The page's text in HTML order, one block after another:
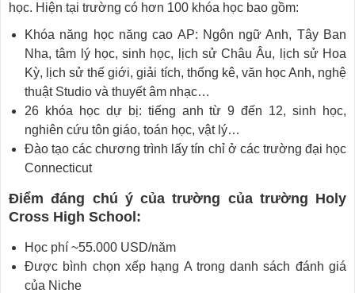
học. Hiện tại trường có hơn 100 khóa học bao gồm:
Khóa năng học năng cao AP: Ngôn ngữ Anh, Tây Ban
Nha, tâm lý học, sinh học, lịch sử Châu Âu, lịch sử Hoa
Kỳ, lịch sử thế giới, giải tích, thống kê, văn học Anh, nghệ
thuật Studio và thuyết âm nhạc…
26 khóa học dự bị: tiếng anh từ 9 đến 12, sinh học,
nghiên cứu tôn giáo, toán học, vật lý…
Đào tạo các chương trình lấy tín chỉ ở các trường đại học
Connecticut
Điểm đáng chú ý của trường của trường Holy
Cross High School:
Học phí ~55.000 USD/năm
Được bình chọn xếp hạng A trong danh sách đánh giá
của Niche